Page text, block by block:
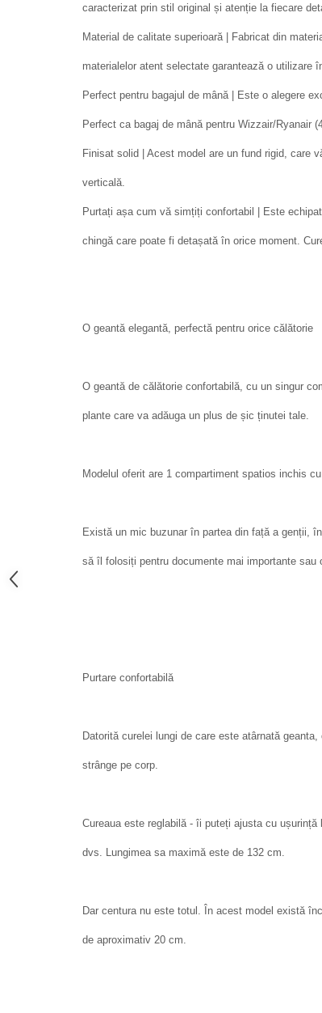
caracterizat prin stil original și atenție la fiecare
Material de calitate superioară | Fabricat din
materialelor atent selectate garantează o utilizare
Perfect pentru bagajul de mână | Este o alegere
Perfect ca bagaj de mână pentru Wizzair/Ryanair
Finisat solid | Acest model are un fund rigid, care
verticală.
Purtați așa cum vă simțiți confortabil | Este
chingă care poate fi detașată în orice moment.
O geantă elegantă, perfectă pentru orice călătorie
O geantă de călătorie confortabilă, cu un singur
plante care va adăuga un plus de șic ținutei tale.
Modelul oferit are 1 compartiment spatios inchis cu
Există un mic buzunar în partea din față a genții,
să îl folosiți pentru documente mai importante sau
Purtare confortabilă
Datorită curelei lungi de care este atârnată
strânge pe corp.
Cureaua este reglabilă - îi puteți ajusta cu
dvs. Lungimea sa maximă este de 132 cm.
Dar centura nu este totul. În acest model există
de aproximativ 20 cm.